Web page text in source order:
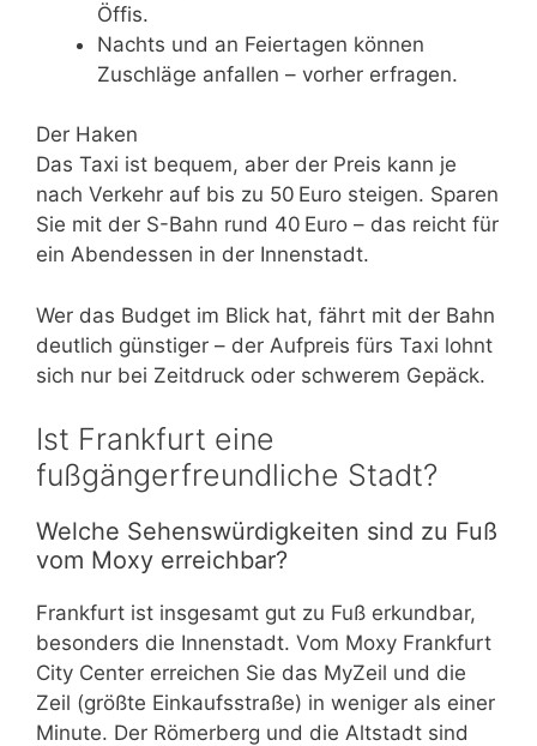
Öffis.
Nachts und an Feiertagen können
Zuschläge anfallen – vorher erfragen.
Der Haken
Das Taxi ist bequem, aber der Preis kann je
nach Verkehr auf bis zu 50 Euro steigen. Sparen
Sie mit der S-Bahn rund 40 Euro – das reicht für
ein Abendessen in der Innenstadt.
Wer das Budget im Blick hat, fährt mit der Bahn
deutlich günstiger – der Aufpreis fürs Taxi lohnt
sich nur bei Zeitdruck oder schwerem Gepäck.
Ist Frankfurt eine
fußgängerfreundliche Stadt?
Welche Sehenswürdigkeiten sind zu Fuß
vom Moxy erreichbar?
Frankfurt ist insgesamt gut zu Fuß erkundbar,
besonders die Innenstadt. Vom Moxy Frankfurt
City Center erreichen Sie das MyZeil und die
Zeil (größte Einkaufsstraße) in weniger als einer
Minute. Der Römerberg und die Altstadt sind